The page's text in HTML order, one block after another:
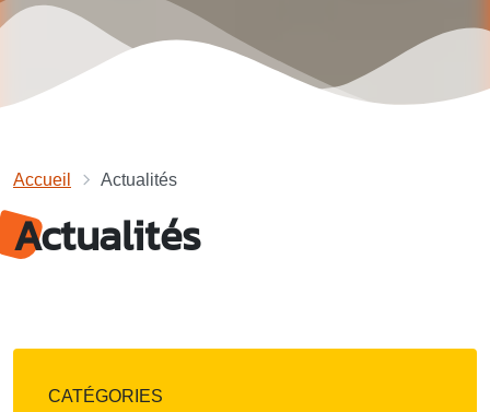
Accueil Actualités
Actualités
CATÉGORIES